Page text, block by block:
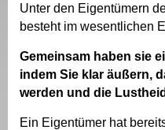
Unter den Eigentümern
besteht im wesentlichen
Gemeinsam haben sie
indem Sie klar äußern,
werden und die
Ein Eigentümer hat